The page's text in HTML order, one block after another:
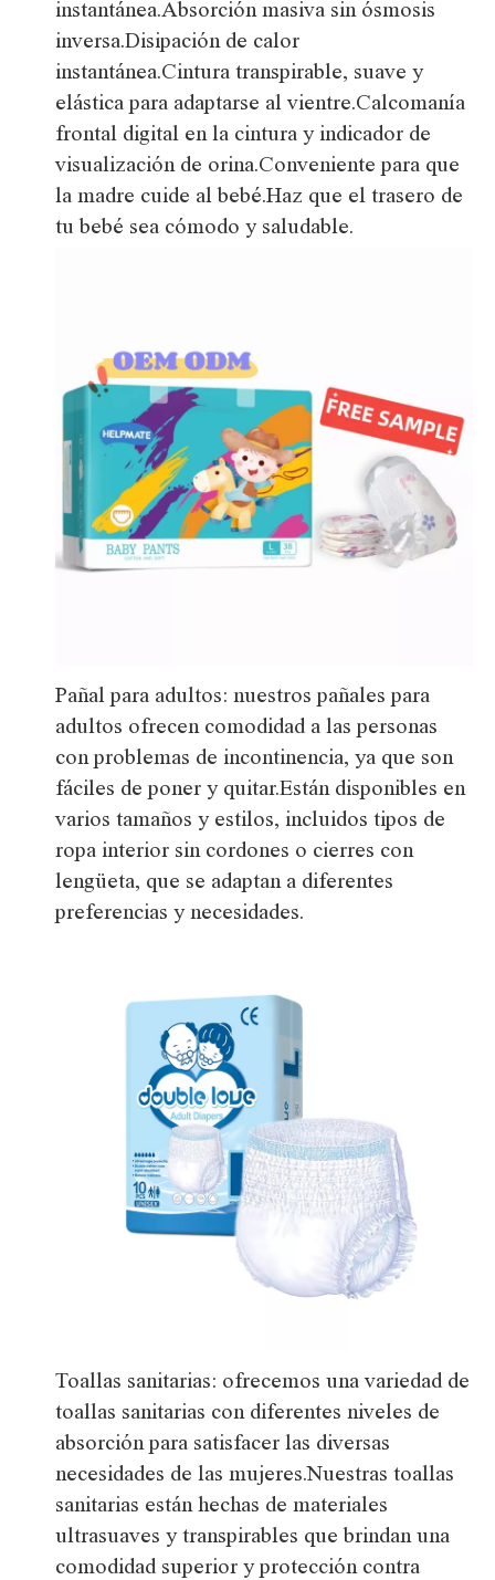
instantánea.Absorción masiva sin ósmosis
inversa.Disipación de calor
instantánea.Cintura transpirable, suave y
elástica para adaptarse al vientre.Calcomanía
frontal digital en la cintura y indicador de
visualización de orina.Conveniente para que
la madre cuide al bebé.Haz que el trasero de
tu bebé sea cómodo y saludable.
Pañal para adultos: nuestros pañales para
adultos ofrecen comodidad a las personas
con problemas de incontinencia, ya que son
fáciles de poner y quitar.Están disponibles en
varios tamaños y estilos, incluidos tipos de
ropa interior sin cordones o cierres con
lengüeta, que se adaptan a diferentes
preferencias y necesidades.
Toallas sanitarias: ofrecemos una variedad de
toallas sanitarias con diferentes niveles de
absorción para satisfacer las diversas
necesidades de las mujeres.Nuestras toallas
sanitarias están hechas de materiales
ultrasuaves y transpirables que brindan una
comodidad superior y protección contra